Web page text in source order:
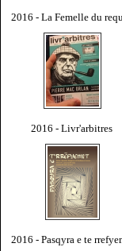
2016 - La Femelle du
2016 - Livr'arbitres
2016 - Pasqyra e te